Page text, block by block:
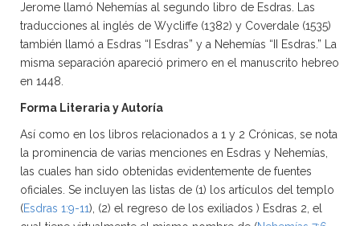
Jerome llamó Nehemías al segundo libro de Esdras. Las
traducciones al inglés de Wycliffe (1382) y Coverdale (1535)
también llamó a Esdras “I Esdras” y a Nehemías “II Esdras.” La
misma separación apareció primero en el manuscrito hebreo
en 1448.
Forma Literaria y Autoría
Así como en los libros relacionados a 1 y 2 Crónicas, se nota
la prominencia de varias menciones en Esdras y Nehemías,
las cuales han sido obtenidas evidentemente de fuentes
oficiales. Se incluyen las listas de (1) los artículos del templo
(Esdras 1:9-11), (2) el regreso de los exiliados ) Esdras 2, el